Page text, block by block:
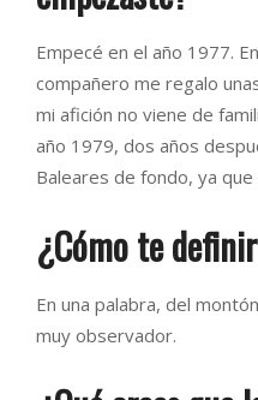
Empecé en el año 1977.
compañero me regalo
mi afición no viene de
año 1979, dos años
Baleares de fondo, ya
¿Cómo te
En una palabra, del
muy observador.